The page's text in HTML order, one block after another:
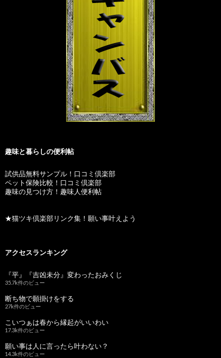
趣味と暮らしの便利帖
試供品無料サンプル！口コミ倶楽部
ペット保険比較！口コミ倶楽部
趣味の見つけ方！趣味人便利帖
★猫ツキ倶楽部リンク集！願い事叶えよう
アクセスランキング
『平』『吉凶未分』変わったおみくじ
35.7k件のビュー
断ち物で願掛けをする
27k件のビュー
こいつぁは春から縁起がいいわい
17.3k件のビュー
願い事は人に言ったら叶わない？
14.3k件のビュー